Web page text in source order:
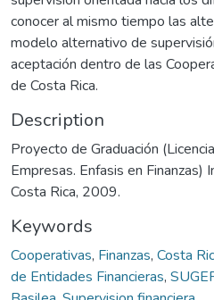
conocer al mismo tiempo las
modelo alternativo de
aceptación dentro de las
de Costa Rica.
Description
Proyecto de Graduación
Empresas. Enfasis en Finanzas)
Costa Rica, 2009.
Keywords
Cooperativas, Finanzas, Costa
de Entidades Financieras,